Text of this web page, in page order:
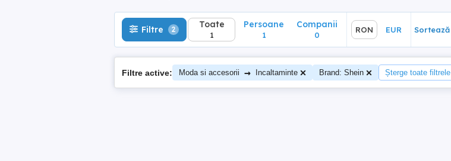
Filtre 2 Toate
1
Persoane
1
Companii
0
RON EUR Sortează
Filtre active: Moda si accesorii → Incaltaminte Brand: Shein Șterge toate filtrele